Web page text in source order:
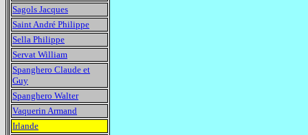
Sagols Jacques
Saint André Philippe
Sella Philippe
Servat William
Spanghero Claude et
Guy
Spanghero Walter
Vaquerin Armand
Irlande